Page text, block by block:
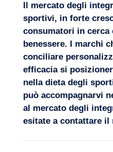
Il mercato degli
sportivi, in forte
consumatori in cerca
benessere. I marchi
conciliare
efficacia si
nella dieta degli
può accompagnarvi
al mercato degli
esitate a contattare il